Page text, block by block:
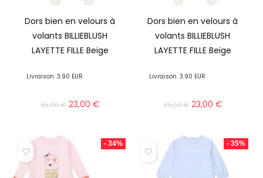
Dors bien en velours à
volants BILLIEBLUSH
LAYETTE FILLE Beige
Livraison 3.90 EUR
35,00€ 23,00 €
Dors bien en velours à
volants BILLIEBLUSH
LAYETTE FILLE Beige
Livraison 3.90 EUR
35,00€ 23,00 €
- 34% - 35%